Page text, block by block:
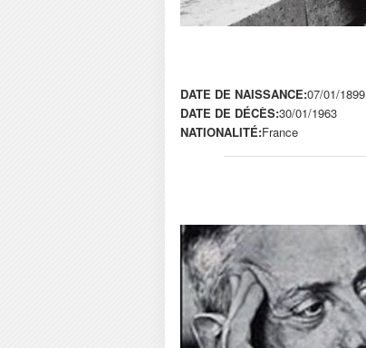
DATE DE NAISSANCE:07/01/1899
DATE DE DÉCÈS:30/01/1963
NATIONALITÉ:France